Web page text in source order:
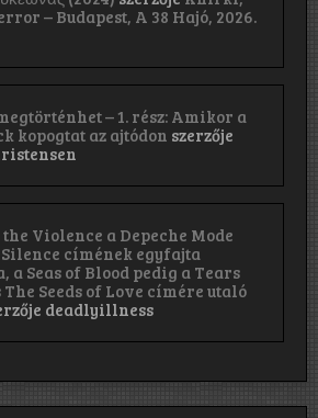
– Budapest, A 38 Hajó, 2026.
– 1. rész: Amikor a
kopogtat az ajtódon szerzője
the Violence a Depeche Mode
Silence címének egyfajta
a Seas of Blood pedig a Tears
Seeds of Love címére utaló
deadlyillness